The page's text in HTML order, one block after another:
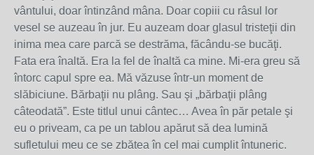
vântului, doar întinzând mâna. Doar copiii cu râsul lor
vesel se auzeau în jur. Eu auzeam doar glasul tristeţii din
inima mea care parcă se destrăma, făcându-se bucăţi.
Fata era înaltă. Era la fel de înaltă ca mine. Mi-era greu să
întorc capul spre ea. Mă văzuse într-un moment de
slăbiciune. Bărbaţii nu plâng. Sau şi „bărbaţii plâng
câteodată”. Este titlul unui cântec… Avea în păr petale şi
eu o priveam, ca pe un tablou apărut să dea lumină
sufletului meu ce se zbătea în cel mai cumplit întuneric.